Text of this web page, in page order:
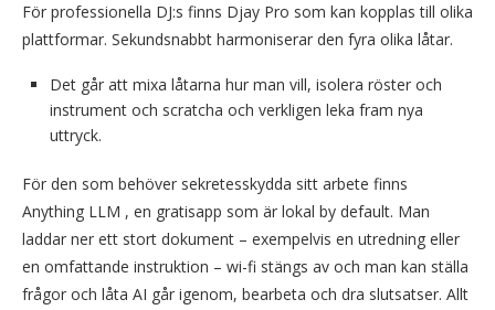
För professionella DJ:s finns Djay Pro som kan kopplas till olika
plattformar. Sekundsnabbt harmoniserar den fyra olika låtar.
Det går att mixa låtarna hur man vill, isolera röster och
instrument och scratcha och verkligen leka fram nya
uttryck.
För den som behöver sekretesskydda sitt arbete finns
Anything LLM , en gratisapp som är lokal by default. Man
laddar ner ett stort dokument – exempelvis en utredning eller
en omfattande instruktion – wi-fi stängs av och man kan ställa
frågor och låta AI går igenom, bearbeta och dra slutsatser. Allt